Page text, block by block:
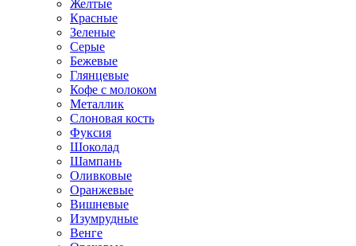
Желтые
Красные
Зеленые
Серые
Бежевые
Глянцевые
Кофе с молоком
Металлик
Слоновая кость
Фуксия
Шоколад
Шампань
Оливковые
Оранжевые
Вишневые
Изумрудные
Венге